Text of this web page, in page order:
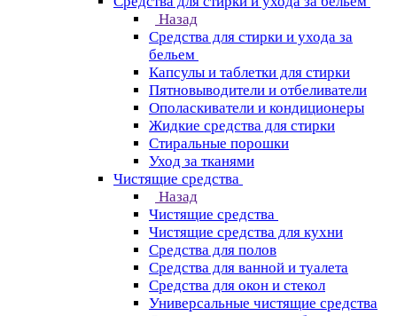
Назад
Средства для стирки и ухода за
бельем
Капсулы и таблетки для стирки
Пятновыводители и отбеливатели
Ополаскиватели и кондиционеры
Жидкие средства для стирки
Стиральные порошки
Уход за тканями
Чистящие средства
Назад
Чистящие средства
Чистящие средства для кухни
Средства для полов
Средства для ванной и туалета
Средства для окон и стекол
Универсальные чистящие средства